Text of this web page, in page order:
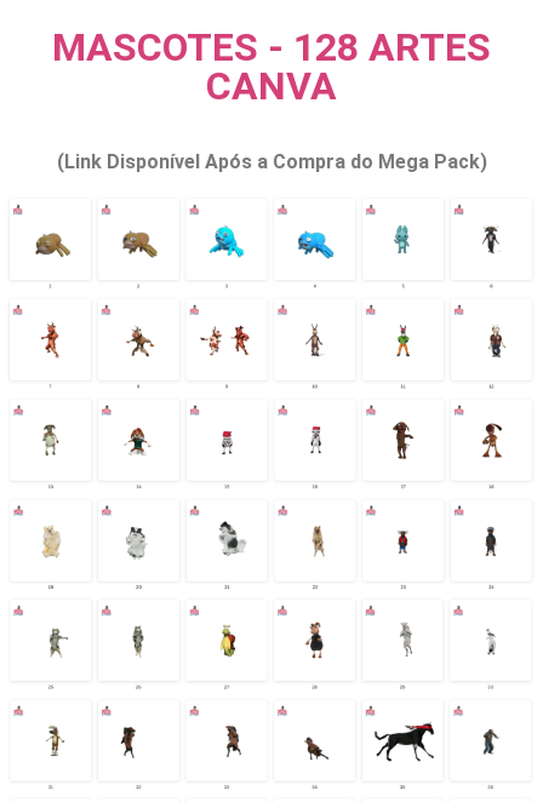
MASCOTES - 128 ARTES
CANVA
(Link Disponível Após a Compra do Mega Pack)